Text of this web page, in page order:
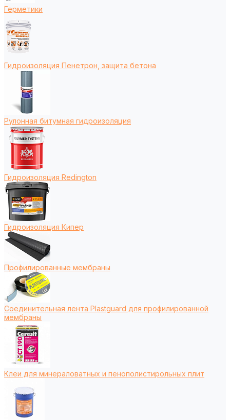
Герметики
Гидроизоляция Пенетрон, защита бетона
Рулонная битумная гидроизоляция
Гидроизоляция Redington
Гидроизоляция Кипер
Профилированные мембраны
Соединительная лента Plastguard для профилированной
мембраны
Клеи для минераловатных и пенополистирольных плит